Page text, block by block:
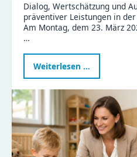
Dialog, Wertschätzung und
präventiver Leistungen in
Am Montag, dem 23. März
…
Weiterlesen …
des
Sächsischen
Landtags
zu
Besuch
im
Haus
Liddy